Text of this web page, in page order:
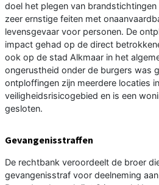
doel het plegen van
zeer ernstige feiten met
levensgevaar voor personen. De
impact gehad op de direct
ook op de stad Alkmaar in het
ongerustheid onder de burgers was
ontploffingen zijn meerdere locaties
veiligheidsrisicogebied en is een
gesloten.
Gevangenisstraffen
De rechtbank veroordeelt de broer
gevangenisstraf voor deelneming